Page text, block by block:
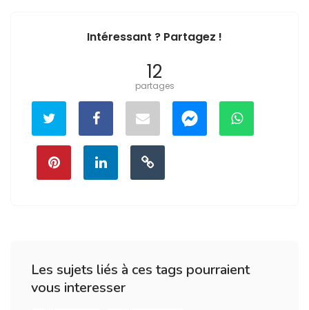
Intéressant ? Partagez !
12
partages
Les sujets liés à ces tags pourraient
vous interesser